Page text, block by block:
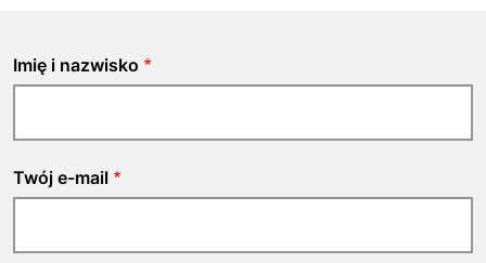
Imię i nazwisko
Twój e-mail